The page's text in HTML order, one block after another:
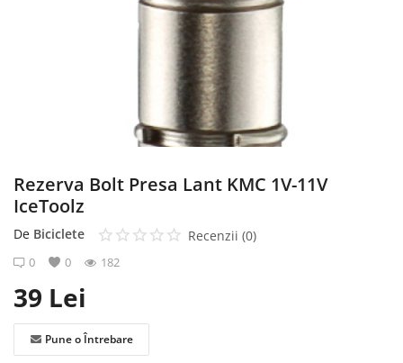
Rezerva Bolt Presa Lant KMC 1V-11V
IceToolz
De Biciclete Recenzii (0)
0 0 182
39 Lei
Pune o Întrebare